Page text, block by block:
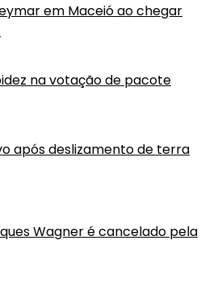
em Maceió ao chegar
na votação de pacote
após deslizamento de terra
Wagner é cancelado pela